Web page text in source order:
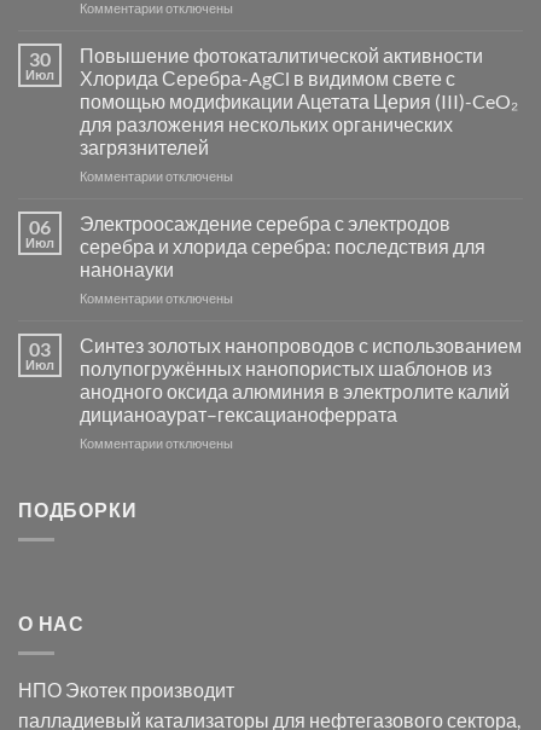
Комментариик
Пламенный
синтез
катализаторов
и
сенсоров
на
основе
группы
отключены
30
Июл
Повышение фотокаталитической активности
Хлорида Серебра-AgCl в видимом свете с
помощью модификации Ацетата Церия (III)-CeO₂
для разложения нескольких органических
загрязнителей
Комментариик
фотокаталитической
активности
Хлорида
Серебра-
в
видимом
свете
с
помощью
модификации
отключены
06
Июл
Электроосаждение серебра с электродов
серебра и хлорида серебра: последствия для
нанонауки
Комментариик
серебра
с
электродов
серебра
и
отключены
03
Июл
Синтез золотых нанопроводов с использованием
полупогружённых нанопористых шаблонов из
анодного оксида алюминия в электролите калий
дицианоаурат–гексацианоферрата
Комментариик
оксида
отключены
ПОДБОРКИ
О НАС
НПО Экотек производит
палладиевый катализаторы для нефтегазового сектора,